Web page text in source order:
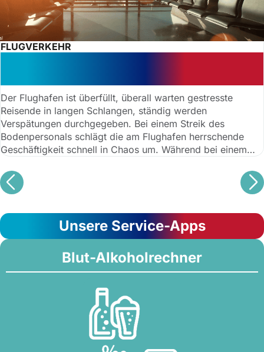
FLUGVERKEHR
Der Flughafen ist überfüllt, überall warten gestresste
Reisende in langen Schlangen, ständig werden
Verspätungen durchgegeben. Bei einem Streik des
Bodenpersonals schlägt die am Flughafen herrschende
Geschäftigkeit schnell in Chaos um. Während bei einem
ganze Arbeitsauflauf am Flughafen durcheinander, wenn
das Bodenpersonal seine Arbeit niederlegt. Folgendes
Bodenpersonals am Flughafen ansteht.
Unsere Service-Apps
Blut-Alkoholrechner